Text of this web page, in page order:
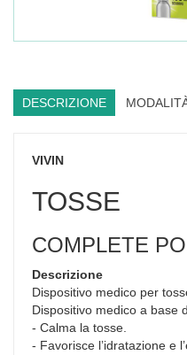
DESCRIZIONE
VIVIN
TOSSE
COMPLETE
Descrizione
Dispositivo medico per
Dispositivo medico a base
- Calma la tosse.
- Favorisce l’idratazione e